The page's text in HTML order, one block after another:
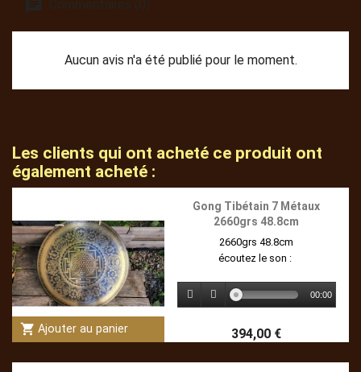
Commentaires (0)
Aucun avis n'a été publié pour le moment.
Les clients qui ont acheté ce produit ont
également acheté :
shopping_cart Ajouter au panier
Gong Tibétain 7 Métaux
2660grs 48.8cm
2660grs 48.8cm
écoutez le son :
00:00
394,00 €